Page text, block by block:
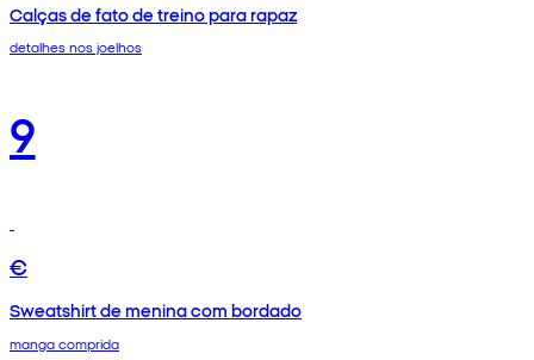
Calças de fato de treino para rapaz
detalhes nos joelhos
9
€
Sweatshirt de menina com bordado
manga comprida